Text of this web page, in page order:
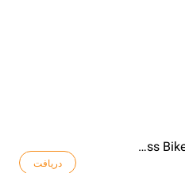
Motocross Bike Racing Game
دریافت